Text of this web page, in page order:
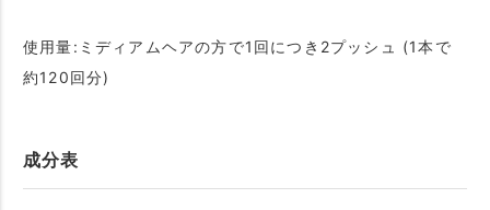
使用量:ミディアムヘアの方で1回につき2プッシュ (1本で
約120回分)
成分表